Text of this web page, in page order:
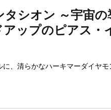
タシオン ～宇宙の
ップのピアス・
、清らかなハーキマーダイヤ